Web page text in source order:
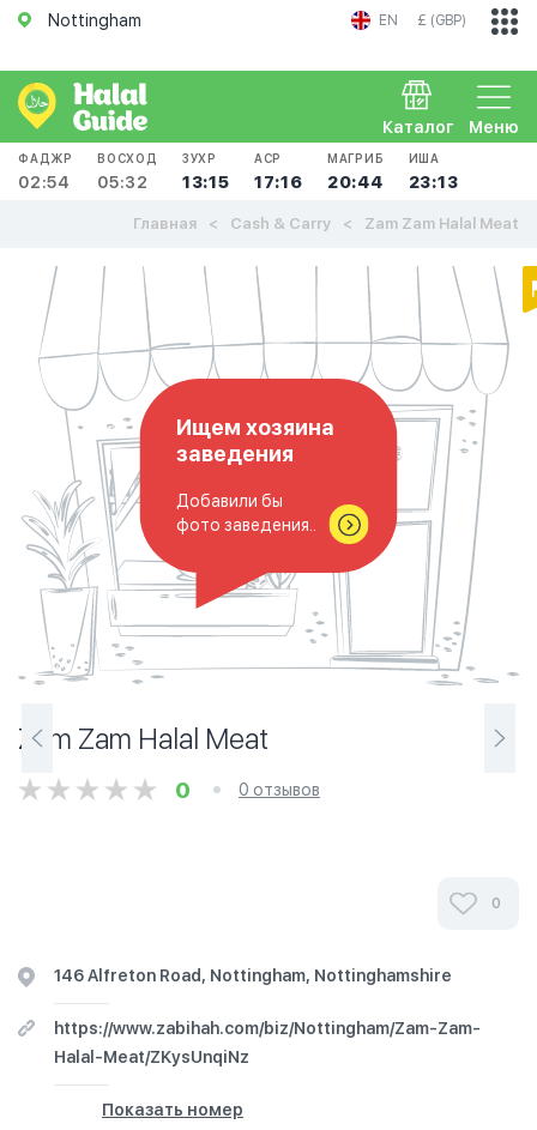
Nottingham EN £ (GBP)
Меню
Каталог
ФАДЖР
02:54
ВОСХОД
05:32
ЗУХР
13:15
АСР
17:16
МАГРИБ
20:44
ИША
23:13
Главная Cash & Carry Zam Zam Halal Meat
Ищем хозяина
заведения
Добавили бы
фото заведения..
Zam Zam Halal Meat
0 0 отзывов
0
146 Alfreton Road, Nottingham, Nottinghamshire
https://www.zabihah.com/biz/Nottingham/Zam-Zam-
Halal-Meat/ZKysUnqiNz
Показать номер